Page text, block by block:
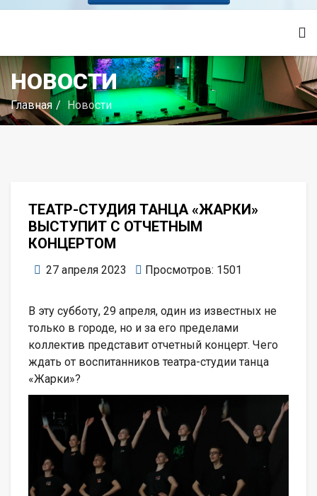
НОВОСТИ
Главная Новости
ТЕАТР-СТУДИЯ ТАНЦА «ЖАРКИ»
ВЫСТУПИТ С ОТЧЕТНЫМ
КОНЦЕРТОМ
27 апреля 2023 Просмотров: 1501
В эту субботу, 29 апреля, один из известных не
только в городе, но и за его пределами
коллектив представит отчетный концерт. Чего
ждать от воспитанников театра-студии танца
«Жарки»?